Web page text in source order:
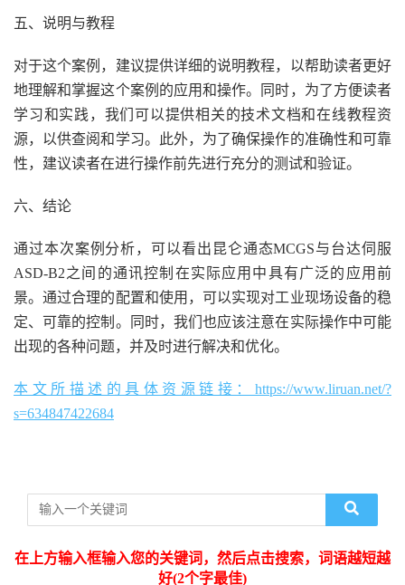
五、说明与教程
对于这个案例，建议提供详细的说明教程，以帮助读者更好
地理解和掌握这个案例的应用和操作。同时，为了方便读者
学习和实践，我们可以提供相关的技术文档和在线教程资
源，以供查阅和学习。此外，为了确保操作的准确性和可靠
性，建议读者在进行操作前先进行充分的测试和验证。
六、结论
通过本次案例分析，可以看出昆仑通态MCGS与台达伺服
ASD-B2之间的通讯控制在实际应用中具有广泛的应用前
景。通过合理的配置和使用，可以实现对工业现场设备的稳
定、可靠的控制。同时，我们也应该注意在实际操作中可能
出现的各种问题，并及时进行解决和优化。
本文所描述的具体资源链接：https://www.liruan.net/?
s=634847422684
在上方输入框输入您的关键词，然后点击搜索，词语越短越
好(2个字最佳)